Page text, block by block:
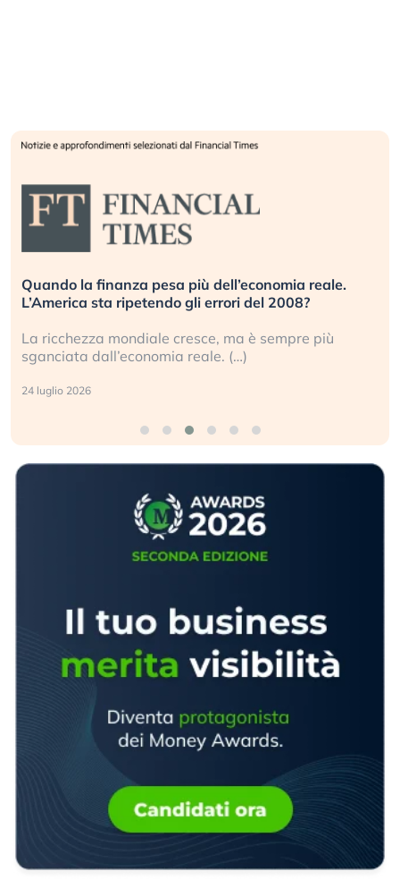
Quando la finanza pesa più dell’economia reale.
L’America sta ripetendo gli errori del 2008?
La ricchezza mondiale cresce, ma è sempre più
sganciata dall’economia reale. (…)
24 luglio 2026